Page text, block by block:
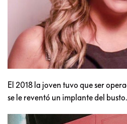
El 2018 la joven tuvo que ser
se le reventó un implante del busto.